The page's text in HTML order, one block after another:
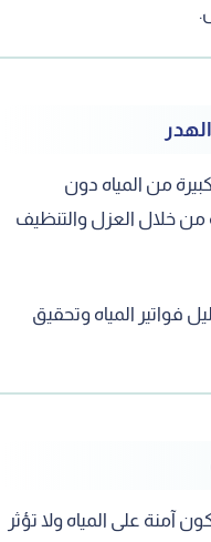
من المياه دون
خلال العزل والتنظيف
المياه وتحقيق
على المياه ولا تؤثر